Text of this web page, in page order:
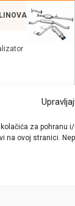
za
na ovoj stranici.
200 svjetski
osobnih i lakih